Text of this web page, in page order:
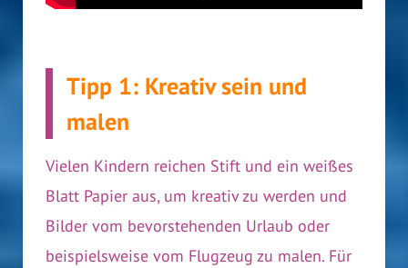
Tipp 1: Kreativ sein und
malen
Vielen Kindern reichen Stift und ein weißes
Blatt Papier aus, um kreativ zu werden und
Bilder vom bevorstehenden Urlaub oder
beispielsweise vom Flugzeug zu malen. Für